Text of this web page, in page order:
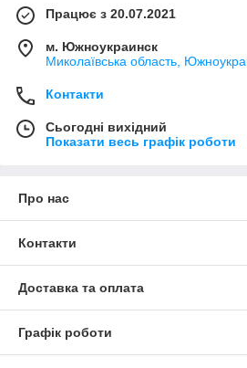
Установка заключается в следующем:
средства.
Установить коврик ворсистой
контуру панели и разглаживая складки.
аксессуар, который сделает Ваш
комфортным.
Працює з 20.07.2021
м. Южноукраинск
Миколаївська область,
Контакти
Сьогодні вихідний
Показати весь графік роботи
Про нас
Контакти
Доставка та оплата
Графік роботи